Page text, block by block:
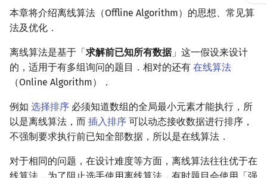
开
搜
索
关于本项目
如何参与
OI Wiki 不是什么
格式手册
数学符号表
F.A.Q.
赛事
题型
学习路线
学习资源
技巧
常见错误
出题
代码编辑工具
VS Code
Eclipse
Notepad++
Kate
评测工具 Cena
Lemon
命令行
命令行编译与调试
编译器
WSL (Windows 10)
Generator
Interactor
Checker
C++ 基础
变量
流程控制语句
高级数据类型
函数
C++ 标准库 STL 算法
string
pair
C++ 进阶
值类别
引用
常量
新版 C++ 特性
C++ 与其他常用语言的区别
Pascal 转 C++ 急救
Python 速成
复杂度
枚举
模拟
递归 & 分治
贪心
排序
冒泡排序
计数排序
基数排序
快速排序
DFS（搜索）
BFS（搜索）
双向搜索
启发式搜索
A*
迭代加深搜索
动态规划基础
记忆化搜索
背包 DP
区间 DP
DAG 上的 DP
树形 DP
斜率优化
Slope Trick 优化
WQS 二分
状态设计优化
字符串基础
标准库
字符串匹配
字符串哈希
字典树 (Trie)
前缀函数与 KMP 算法
布尔代数
数字系统 平衡三进制
位操作
二进制集合操作
高精度计算
快速幂
素数
欧拉函数
筛法
分解质因数
快速傅里叶变换
快速沃尔什变换
Chirp Z 变换
多项式牛顿迭代
容斥原理
错位排列
卡特兰数
斯特林数
内积和外积
初等变换
行列式
线性空间
环论
Schreier–Sims 算法
随机变量
概率不等式
零和游戏
高斯消元
栈
队列
链表
哈希表
并查集
堆
配对堆
块状链表
Sqrt Tree
李超线段树
区间最值操作 & 区间历史
值
Kinetic Tournament Tree
Splay 树
替罪羊树
笛卡尔树
Size Balanced Tree
可持久化块状数组
可持久化字典树
可持久化可并堆
线段树套平衡树
分块套树状数组
Euler Tour Tree
图论相关概念
图的存储
DFS（图论）
BFS（图论）
树上问题
树的中心
最近公共祖先
树链剖分
树上启发式合并
有向无环图
k 短路
最小直径生成树
割点和桥
点/边连通度
最小割
上下界网络流
Stoer–Wagner 算法
二分图最大权匹配
一般图最大权匹配
稳定匹配
二维计算几何基础
三维计算几何基础
距离
Pick 定理
三角剖分
凸包
普通莫队算法
带修改莫队
树上莫队
回滚莫队
二维莫队
莫队二次离线
随机化技巧
爬山算法
模拟退火
并查集应用
括号序列
线段树与离线询问
本章将介绍离线算法（Offline Algorithm）的思想、常见算
法及优化．
离线算法是基于「求解前已知所有数据」这一假设来设计
的，适用于有多组询问的题目．相对的还有 在线算法
（Online Algorithm）．
例如 选择排序 必须知道数组的全局最小元素才能执行，所
以是离线算法，而 插入排序 可以动态接收数据进行排序，
不强制要求执行前已知全部数据，所以是在线算法．
对于相同的问题，在设计难度等方面，离线算法往往优于在